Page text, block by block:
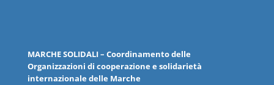
MARCHESOLIDALI– Coordinamento delle
Organizzazioni di cooperazione e solidarietà
internazionale delle Marche